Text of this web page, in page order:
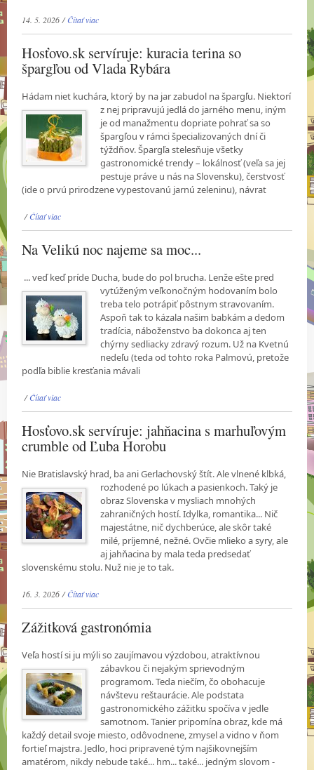
14. 5. 2026 /Čítať viac
Hosťovo.sk servíruje: kuracia terina so
špargľou od Vlada Rybára
Hádam niet kuchára, ktorý by na jar zabudol na špargľu. Niektorí
z nej pripravujú jedlá do jarného menu, iným
je od manažmentu dopriate pohrať sa so
špargľou v rámci špecializovaných dní či
týždňov. Špargľa stelesňuje všetky
gastronomické trendy – lokálnosť (veľa sa jej
pestuje práve u nás na Slovensku), čerstvosť
(ide o prvú prirodzene vypestovanú jarnú zeleninu), návrat
/Čítať viac
Na Velikú noc najeme sa moc...
... veď keď príde Ducha, bude do pol brucha. Lenže ešte pred
vytúženým veľkonočným hodovaním bolo
treba telo potrápiť pôstnym stravovaním.
Aspoň tak to kázala našim babkám a dedom
tradícia, náboženstvo ba dokonca aj ten
chýrny sedliacky zdravý rozum. Už na Kvetnú
nedeľu (teda od tohto roka Palmovú, pretože
podľa biblie kresťania mávali
/Čítať viac
Hosťovo.sk servíruje: jahňacina s marhuľovým
crumble od Ľuba Horobu
Nie Bratislavský hrad, ba ani Gerlachovský štít. Ale vlnené klbká,
rozhodené po lúkach a pasienkoch. Taký je
obraz Slovenska v mysliach mnohých
zahraničných hostí. Idylka, romantika... Nič
majestátne, nič dychberúce, ale skôr také
milé, príjemné, nežné. Ovčie mlieko a syry, ale
aj jahňacina by mala teda predsedať
slovenskému stolu. Nuž nie je to tak.
16. 3. 2026 /Čítať viac
Zážitková gastronómia
Veľa hostí si ju mýli so zaujímavou výzdobou, atraktívnou
zábavkou či nejakým sprievodným
programom. Teda niečím, čo obohacuje
návštevu reštaurácie. Ale podstata
gastronomického zážitku spočíva v jedle
samotnom. Tanier pripomína obraz, kde má
každý detail svoje miesto, odôvodnene, zmysel a vidno v ňom
fortieľ majstra. Jedlo, hoci pripravené tým najšikovnejším
amatérom, nikdy nebude také... hm... také... jedným slovom -